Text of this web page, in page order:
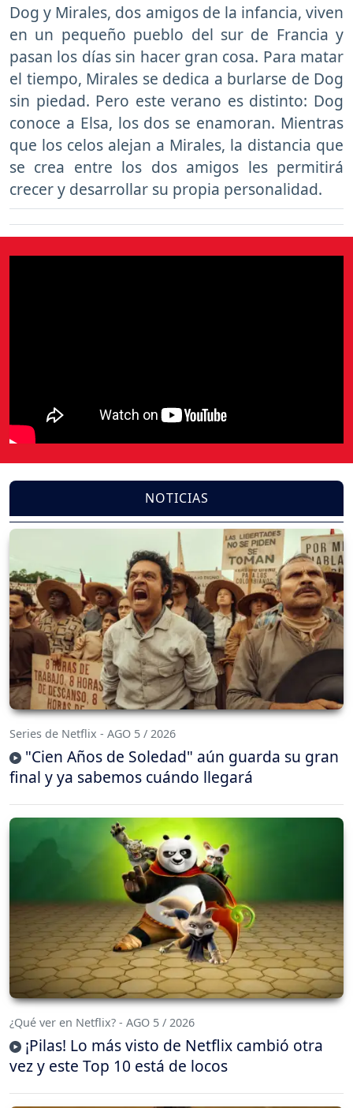
Dog y Mirales, dos amigos de la infancia, viven
en un pequeño pueblo del sur de Francia y
pasan los días sin hacer gran cosa. Para matar
el tiempo, Mirales se dedica a burlarse de Dog
sin piedad. Pero este verano es distinto: Dog
conoce a Elsa, los dos se enamoran. Mientras
que los celos alejan a Mirales, la distancia que
se crea entre los dos amigos les permitirá
crecer y desarrollar su propia personalidad.
NOTICIAS
Series de Netflix - AGO 5 / 2026
"Cien Años de Soledad" aún guarda su gran
final y ya sabemos cuándo llegará
¿Qué ver en Netflix? - AGO 5 / 2026
¡Pilas! Lo más visto de Netflix cambió otra
vez y este Top 10 está de locos